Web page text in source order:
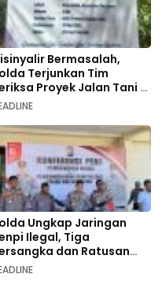
Bermasalah,
Terjunkan Tim
Proyek Jalan Tani di
Ungkap Jaringan
Ilegal, Tiga
dan Ratusan
Diamankan